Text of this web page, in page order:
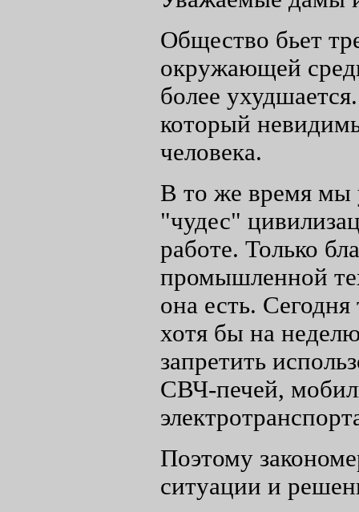
Общество бьет
окружающей
более
который
человека.
В то же время мы
"чудес"
работе. Только
промышленной
она есть.
хотя бы на
запретить
СВЧ-печей,
Поэтому
ситуации и